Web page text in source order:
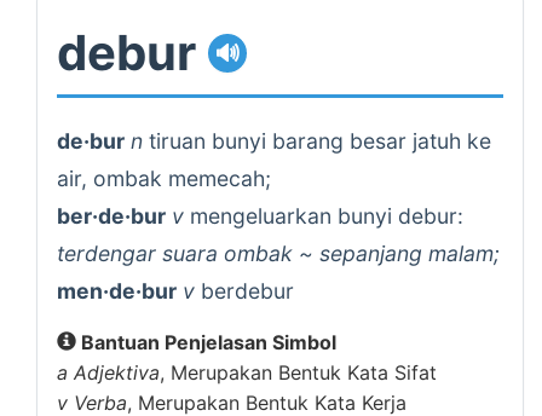
debur 🔊
de·bur n tiruan bunyi barang besar jatuh ke
air, ombak memecah;
ber·de·bur v mengeluarkan bunyi debur:
terdengar suara ombak ~ sepanjang malam;
men·de·bur v berdebur
Bantuan Penjelasan Simbol
a Adjektiva, Merupakan Bentuk Kata Sifat
v Verba, Merupakan Bentuk Kata Kerja